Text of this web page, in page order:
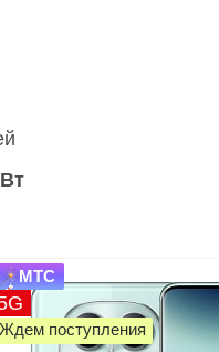
МТС
Ждем поступления